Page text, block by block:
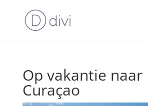
Op vakantie naar
Curaçao